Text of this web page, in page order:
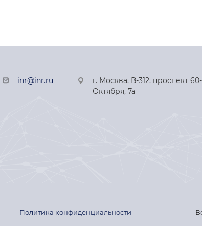
inr@inr.ru
г. Москва, В-312, проспект
Октября, 7а
Политика конфиденциальности